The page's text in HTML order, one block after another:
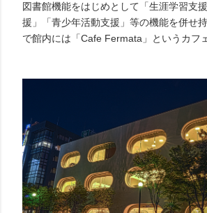
図書館機能をはじめとして「生涯学習支
援」「青少年活動支援」等の機能を併せ
で館内には「Cafe Fermata」という カフ